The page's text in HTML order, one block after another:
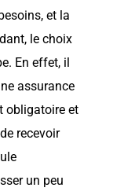
et la
le choix
En effet, il
assurance
obligatoire et
recevoir
un peu